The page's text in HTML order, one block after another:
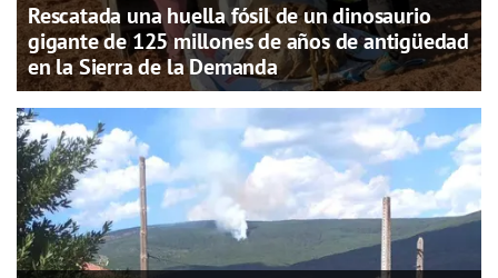
Rescatada una huella fósil de un dinosaurio
gigante de 125 millones de años de antigüedad
en la Sierra de la Demanda